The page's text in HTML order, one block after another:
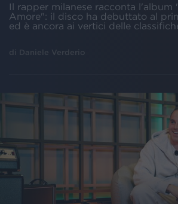
Il rapper milanese racconta l'album
Amore": il disco ha debuttato al
ed è ancora ai vertici delle
di Daniele Verderio